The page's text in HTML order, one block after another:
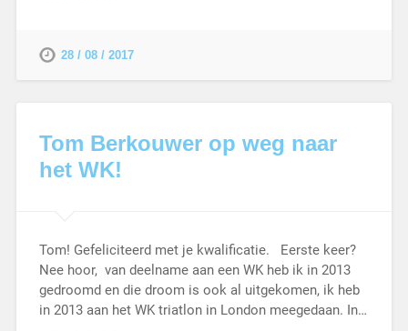
28 / 08 / 2017
Tom Berkouwer op weg naar
het WK!
Tom! Gefeliciteerd met je kwalificatie. Eerste keer?
Nee hoor, van deelname aan een WK heb ik in 2013
gedroomd en die droom is ook al uitgekomen, ik heb
in 2013 aan het WK triatlon in London meegedaan. In…